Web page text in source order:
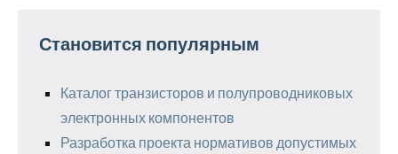
Становится популярным
Каталог транзисторов и полупроводниковых
электронных компонентов
Разработка проекта нормативов допустимых